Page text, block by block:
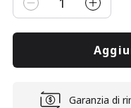
Garanzia di